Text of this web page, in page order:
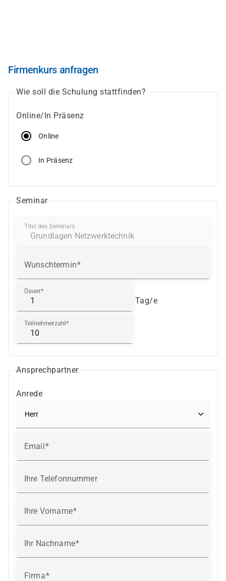
Firmenkurs anfragen
Wie soll die Schulung stattfinden?
Online/In Präsenz
Online
In Präsenz
Seminar
Titel des Seminars
Wunschtermin
Dauer
Tag/e
Teilnehmerzahl
Ansprechpartner
Anrede
Email
Ihre Telefonnummer
Ihre Vorname
Ihr Nachname
Firma